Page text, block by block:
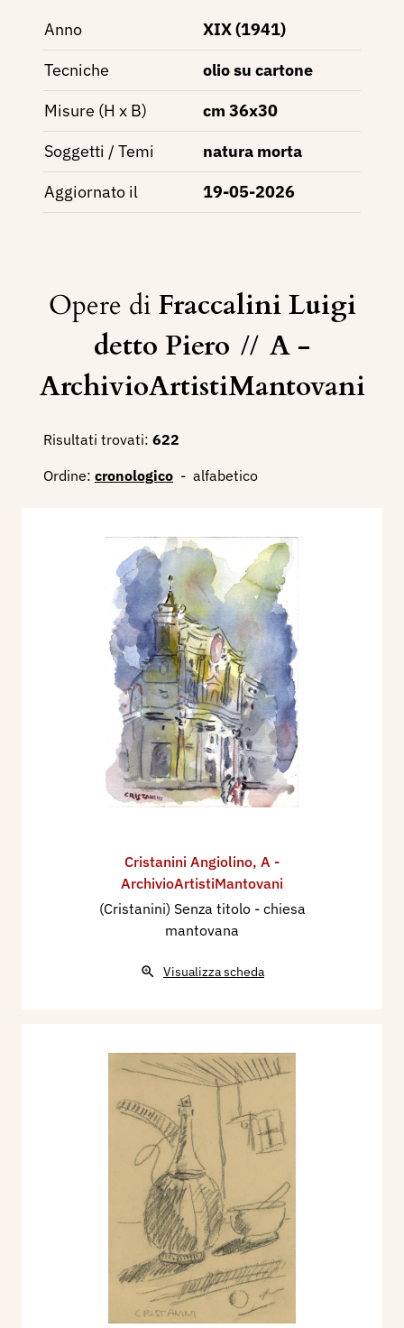
Anno
XIX (1941)
Tecniche
olio su cartone
Misure (H x B)
cm 36x30
Soggetti / Temi
natura morta
Aggiornato il
19-05-2026
Opere di Fraccalini Luigi
detto Piero // A -
ArchivioArtistiMantovani
Risultati trovati: 622
Ordine: cronologico - alfabetico
Cristanini Angiolino, A -
ArchivioArtistiMantovani
(Cristanini) Senza titolo - chiesa
mantovana
Visualizza scheda